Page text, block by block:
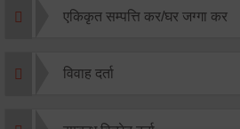
एकिकृत सम्पत्ति कर/घर जग्गा कर
विवाह दर्ता